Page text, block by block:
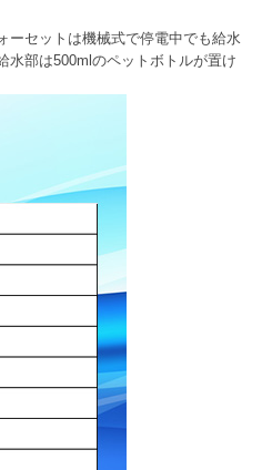
ーセットは機械式で停電中でも給水
水部は500mlのペットボトルが置け